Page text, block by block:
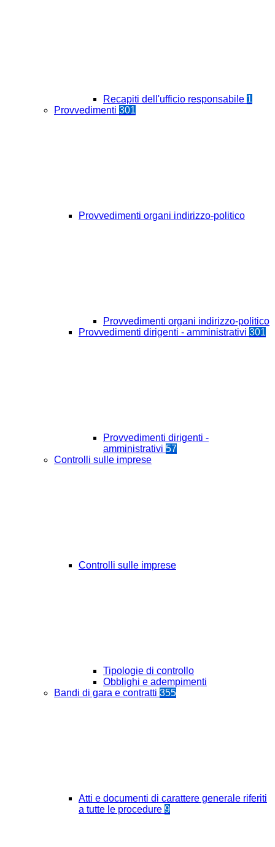
Recapiti dell'ufficio responsabile 1
Provvedimenti 301
Provvedimenti organi indirizzo-politico
Provvedimenti organi indirizzo-politico
Provvedimenti dirigenti - amministrativi 301
Provvedimenti dirigenti -
amministrativi 57
Controlli sulle imprese
Controlli sulle imprese
Tipologie di controllo
Obblighi e adempimenti
Bandi di gara e contratti 355
Atti e documenti di carattere generale riferiti
a tutte le procedure 9